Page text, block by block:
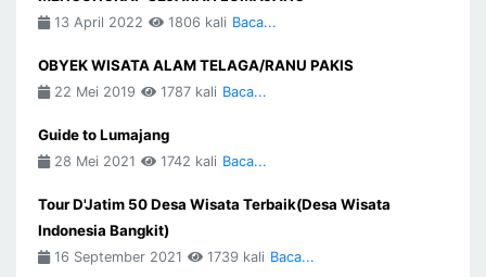
13 April 2022 1806 kali Baca...
OBYEK WISATA ALAM TELAGA/RANU PAKIS
22 Mei 2019 1787 kali Baca...
Guide to Lumajang
28 Mei 2021 1742 kali Baca...
Tour D'Jatim 50 Desa Wisata Terbaik(Desa Wisata
Indonesia Bangkit)
16 September 2021 1739 kali Baca...